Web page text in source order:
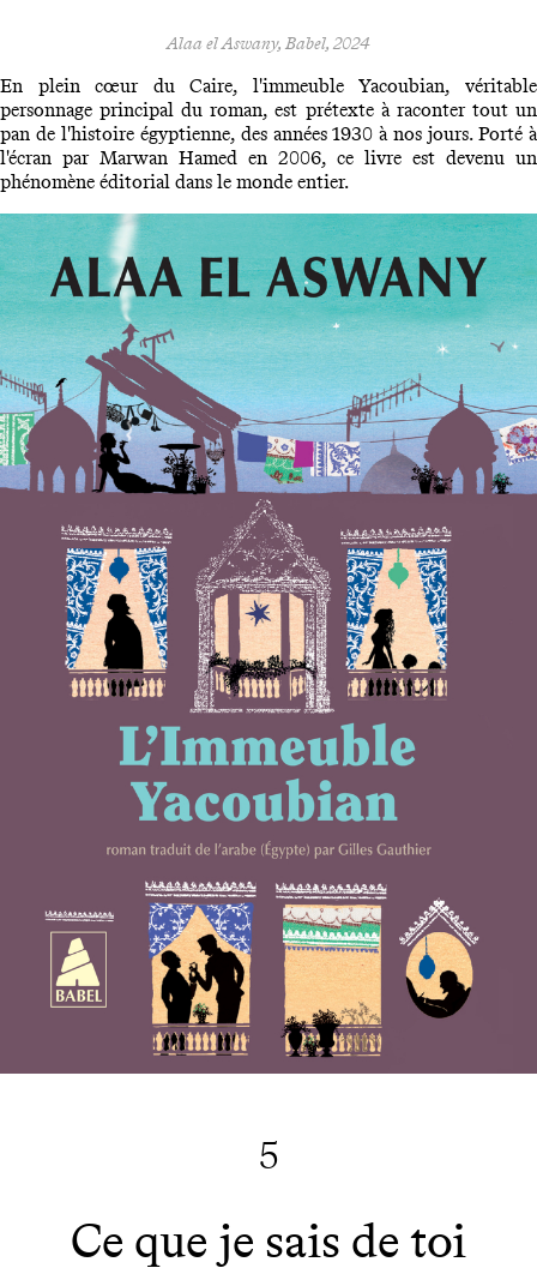
Alaa el Aswany, Babel, 2024
En plein cœur du Caire, l'immeuble Yacoubian, véritable
personnage principal du roman, est prétexte à raconter tout un
pan de l'histoire égyptienne, des années 1930 à nos jours. Porté à
l'écran par Marwan Hamed en 2006, ce livre est devenu un
phénomène éditorial dans le monde entier.
5
Ce que je sais de toi